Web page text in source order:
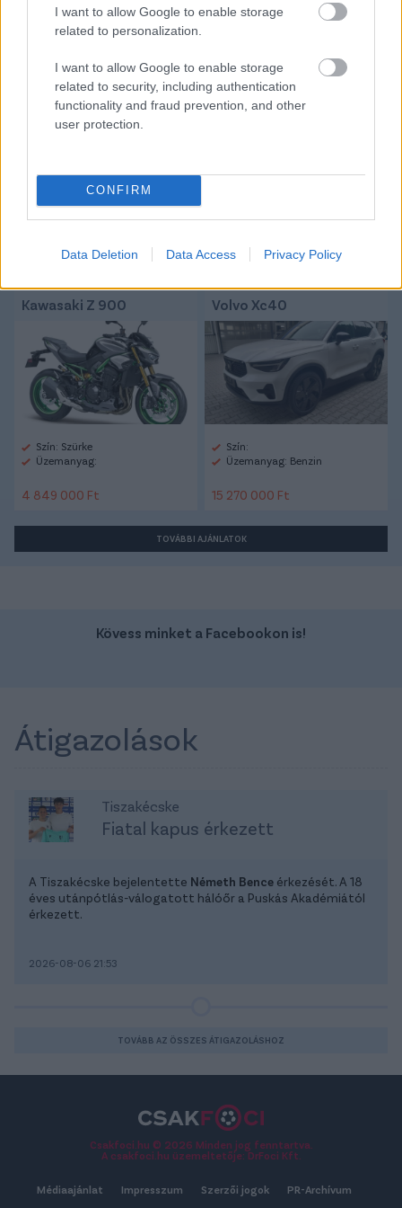
I want to allow Google to enable storage
related to personalization.
I want to allow Google to enable storage
related to security, including authentication
functionality and fraud prevention, and other
user protection.
CONFIRM
Data Deletion Data Access Privacy Policy
Link másolása
#MAGYAR VÁLOGATOTT
Kawasaki Z 900
Szín: Szürke
Üzemanyag:
4 849 000 Ft
Volvo Xc40
Szín:
Üzemanyag: Benzin
15 270 000 Ft
TOVÁBBI AJÁNLATOK
Kövess minket a Facebookon is!
Átigazolások
Tiszakécske
Fiatal kapus érkezett
A Tiszakécske bejelentette Németh Bence érkezését. A 18
éves utánpótlás-válogatott hálóőr a Puskás Akadémiától
érkezett.
2026-08-06 21:53
TOVÁBB AZ ÖSSZES ÁTIGAZOLÁSHOZ
Csakfoci.hu © 2026 Minden jog fenntartva.
A csakfoci.hu üzemeltetője: DrFoci Kft.
Médiaajánlat Impresszum Szerzői jogok PR-Archívum